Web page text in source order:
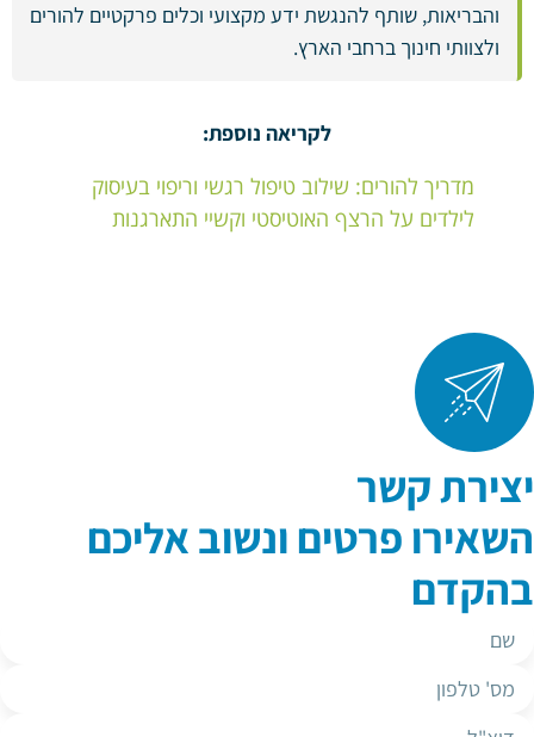
והבריאות, שותף להנגשת ידע מקצועי וכלים פרקטיים להורים
ולצוותי חינוך ברחבי הארץ.
לקריאה נוספת:
מדריך להורים: שילוב טיפול רגשי וריפוי בעיסוק
לילדים על הרצף האוטיסטי וקשיי התארגנות
יצירת קשר
השאירו פרטים ונשוב אליכם
בהקדם